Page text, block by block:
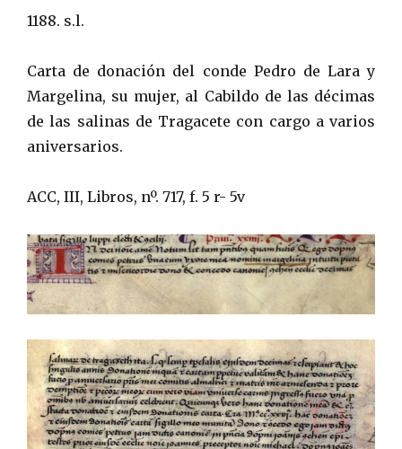
1188. s.l.
Carta de donación del conde Pedro de Lara y
Margelina, su mujer, al Cabildo de las décimas
de las salinas de Tragacete con cargo a varios
aniversarios.
ACC, III, Libros, nº. 717, f. 5 r- 5v